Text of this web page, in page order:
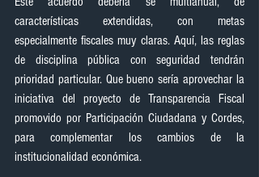
características extendidas, con metas
especialmente fiscales muy claras. Aquí, las reglas
de disciplina pública con seguridad tendrán
prioridad particular. Que bueno sería aprovechar la
iniciativa del proyecto de Transparencia Fiscal
promovido por Participación Ciudadana y Cordes,
para complementar los cambios de la
institucionalidad económica.